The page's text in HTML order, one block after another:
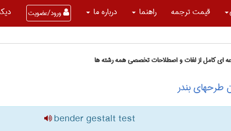
قیمت ترجمه راهنما درباره ما ورود/عضویت
ای کامل از لغات و اصطلاحات تخصصی همه رشته ها
طرحهای بندر
bender gestalt test